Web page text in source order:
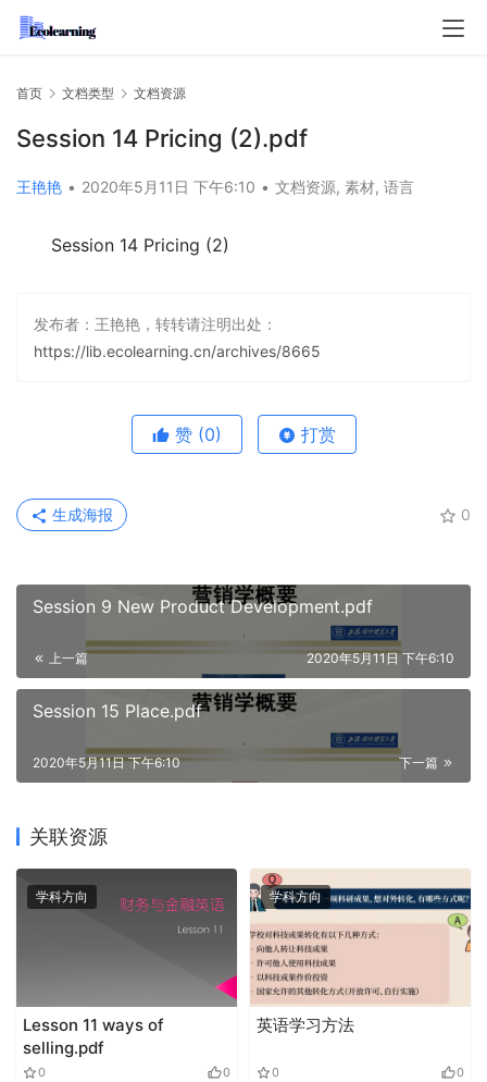
首页 文档类型 文档资源
Session 14 Pricing (2).pdf
王艳艳 • 2020年5月11日 下午6:10 • 文档资源, 素材, 语言
Session 14 Pricing (2)
发布者：王艳艳，转转请注明出处：
https://lib.ecolearning.cn/archives/8665
赞 (0) 打赏
0
生成海报
Session 9 New Product Development.pdf
上一篇 2020年5月11日 下午6:10
Session 15 Place.pdf
下一篇
2020年5月11日 下午6:10
关联资源
学科方向
Lesson 11 ways of
selling.pdf
0 0
学科方向
英语学习方法
0 0